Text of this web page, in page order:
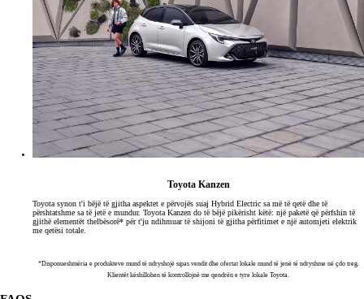
Toyota Kanzen
Toyota synon t'i bëjë të gjitha aspektet e përvojës suaj Hybrid Electric sa më të qetë dhe të
përshtatshme sa të jetë e mundur. Toyota Kanzen do të bëjë pikërisht këtë: një paketë që përfshin të
gjithë elementët thelbësorë* për t'ju ndihmuar të shijoni të gjitha përfitimet e një automjeti elektrik
me qetësi totale.
*Disponueshmëria e produkteve mund të ndryshojë sipas vendit dhe ofertat lokale mund të jenë të ndryshme në çdo treg.
Klientët këshillohen të kontrollojnë me qendrën e tyre lokale Toyota.